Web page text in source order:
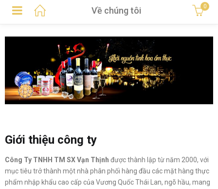
Về chúng tôi 0
Giới thiệu công ty
Công Ty TNHH TM SX Vạn Thịnh được thành lập từ năm 2000, với
mục tiêu trở thành một nhà phân phối hàng đầu các mặt hàng thực
phẩm nhập khẩu cao cấp của Vương Quốc Thái Lan, ngõ hầu, mang